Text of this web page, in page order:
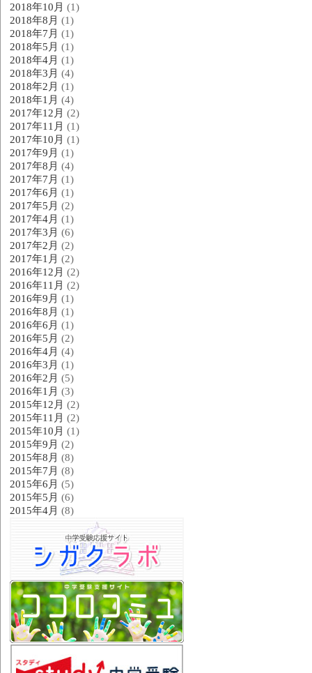
2018年10月 (1)
2018年8月 (1)
2018年7月 (1)
2018年5月 (1)
2018年4月 (1)
2018年3月 (4)
2018年2月 (1)
2018年1月 (4)
2017年12月 (2)
2017年11月 (1)
2017年10月 (1)
2017年9月 (1)
2017年8月 (4)
2017年7月 (1)
2017年6月 (1)
2017年5月 (2)
2017年4月 (1)
2017年3月 (6)
2017年2月 (2)
2017年1月 (2)
2016年12月 (2)
2016年11月 (2)
2016年9月 (1)
2016年8月 (1)
2016年6月 (1)
2016年5月 (2)
2016年4月 (4)
2016年3月 (1)
2016年2月 (5)
2016年1月 (3)
2015年12月 (2)
2015年11月 (2)
2015年10月 (1)
2015年9月 (2)
2015年8月 (8)
2015年7月 (8)
2015年6月 (5)
2015年5月 (6)
2015年4月 (8)